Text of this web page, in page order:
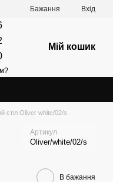
Бажання Вхід
Мій кошик
стіл Oliver white/02/s
Артикул
Oliver/white/02/s
В бажання